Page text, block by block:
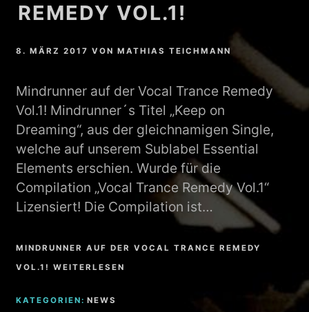
REMEDY VOL.1!
8. MÄRZ 2017 VONMATHIAS TEICHMANN
Mindrunner auf der Vocal Trance Remedy
Vol.1! Mindrunner´s Titel „Keep on
Dreaming“, aus der gleichnamigen Single,
welche auf unserem Sublabel Essential
Elements erschien. Wurde für die
Compilation „Vocal Trance Remedy Vol.1“
Lizensiert! Die Compilation ist…
MINDRUNNER AUF DER VOCAL TRANCE REMEDY
VOL.1! WEITERLESEN
KATEGORIEN: NEWS